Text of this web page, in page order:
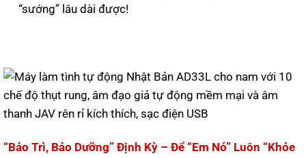
“sướng” lâu dài được!
“Bảo Trì, Bảo Dưỡng” Định Kỳ – Để “Em Nó” Luôn “Khỏe